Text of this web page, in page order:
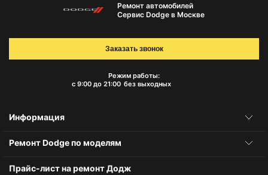
Ремонт автомобилей
Сервис Dodge в Москве
Режим работы:
с 9:00 до 21:00 без выходных
Заказать звонок
Информация
Ремонт Dodge по моделям
Прайс-лист на ремонт Додж